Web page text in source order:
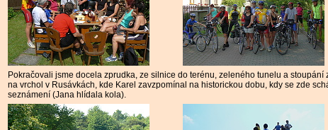
Pokračovali jsme docela zprudka, ze silnice do terénu, zeleného tunelu a
na vrchol v Rusávkách, kde Karel zavzpomínal na historickou dobu, kdy se zde
seznámení (Jana hlídala kola).